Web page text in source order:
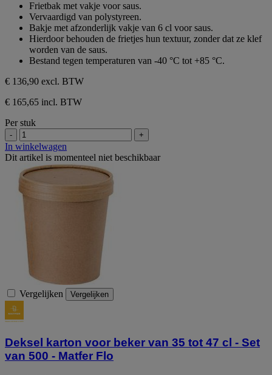
sterren.
Frietbak met vakje voor saus.
Vervaardigd van polystyreen.
Bakje met afzonderlijk vakje van 6 cl voor saus.
Hierdoor behouden de frietjes hun textuur, zonder dat ze klef
worden van de saus.
Bestand tegen temperaturen van -40 °C tot +85 °C.
€ 136,90 excl. BTW
€ 165,65 incl. BTW
Per stuk
- +
In winkelwagen
Dit artikel is momenteel niet beschikbaar
Vergelijken Vergelijken
Deksel karton voor beker van 35 tot 47 cl - Set
van 500 - Matfer Flo